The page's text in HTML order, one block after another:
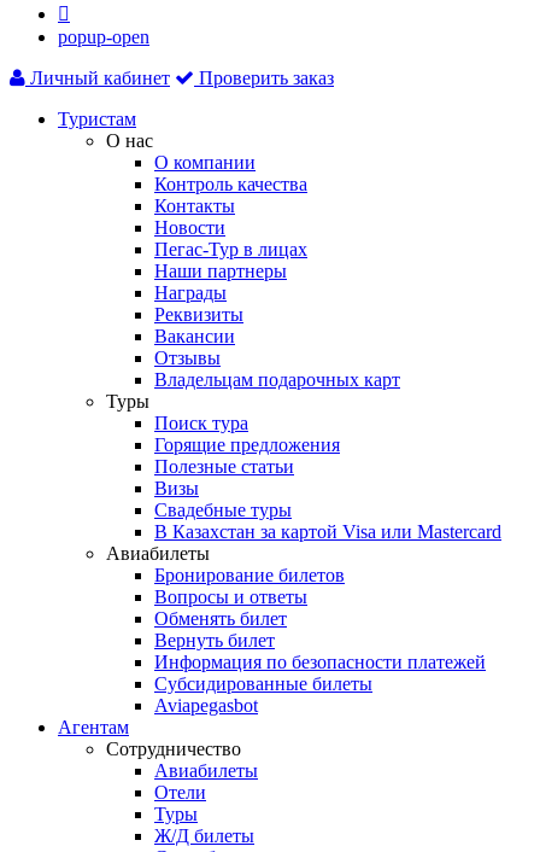

popup-open
Личный кабинет
Проверить заказ
Туристам
О нас
О компании
Контроль качества
Контакты
Новости
Пегас-Тур в лицах
Наши партнеры
Награды
Реквизиты
Вакансии
Отзывы
Владельцам подарочных карт
Туры
Поиск тура
Горящие предложения
Полезные статьи
Визы
Свадебные туры
В Казахстан за картой Visa или Masterсard
Авиабилеты
Бронирование билетов
Вопросы и ответы
Обменять билет
Вернуть билет
Информация по безопасности платежей
Субсидированные билеты
Aviapegasbot
Агентам
Сотрудничество
Авиабилеты
Отели
Туры
Ж/Д билеты